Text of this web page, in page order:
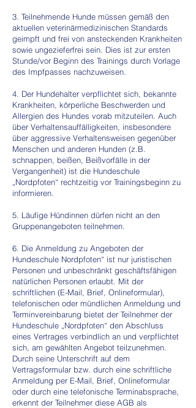
3. Teilnehmende Hunde müssen gemäß den
aktuellen veterinärmedizinischen Standards
geimpft und frei von ansteckenden Krankheiten
sowie ungezieferfrei sein. Dies ist zur ersten
Stunde/vor Beginn des Trainings durch Vorlage
des Impfpasses nachzuweisen.
4. Der Hundehalter verpflichtet sich, bekannte
Krankheiten, körperliche Beschwerden und
Allergien des Hundes vorab mitzuteilen. Auch
über Verhaltensauffälligkeiten, insbesondere
über aggressive Verhaltensweisen gegenüber
Menschen und anderen Hunden (z.B.
schnappen, beißen, Beißvorfälle in der
Vergangenheit) ist die Hundeschule
„Nordpfoten“ rechtzeitig vor Trainingsbeginn zu
informieren.
5. Läufige Hündinnen dürfen nicht an den
Gruppenangeboten teilnehmen.
6. Die Anmeldung zu Angeboten der
Hundeschule Nordpfoten“ ist nur juristischen
Personen und unbeschränkt geschäftsfähigen
natürlichen Personen erlaubt. Mit der
schriftlichen (E-Mail, Brief, Onlineformular),
telefonischen oder mündlichen Anmeldung und
Terminvereinbarung bietet der Teilnehmer der
Hundeschule „Nordpfoten“ den Abschluss
eines Vertrages verbindlich an und verpflichtet
sich, am gewählten Angebot teilzunehmen.
Durch seine Unterschrift auf dem
Vertragsformular bzw. durch eine schriftliche
Anmeldung per E-Mail, Brief, Onlineformular
oder durch eine telefonische Terminabsprache,
erkennt der Teilnehmer diese AGB als